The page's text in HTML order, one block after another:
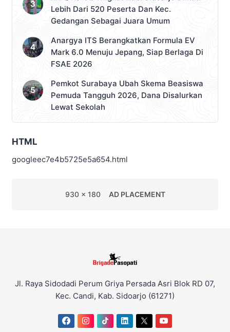
Lebih Dari 520 Peserta Dan Kec.
Gedangan Sebagai Juara Umum
Anargya ITS Berangkatkan Formula EV
Mark 6.0 Menuju Jepang, Siap Berlaga Di
FSAE 2026
Pemkot Surabaya Ubah Skema Beasiswa
Pemuda Tangguh 2026, Dana Disalurkan
Lewat Sekolah
HTML
googleec7e4b5725e5a654.html
930 x 180 AD PLACEMENT
Jl. Raya Sidodadi Perum Griya Persada Asri Blok RD 07,
Kec. Candi, Kab. Sidoarjo (61271)